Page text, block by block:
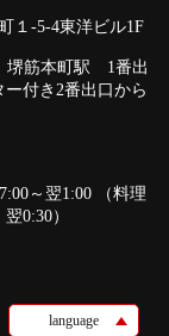
１-5-4東洋ビル1F
筋本町駅 1番出
付き2番出口から
～翌1:00 （料理
0:30）
language